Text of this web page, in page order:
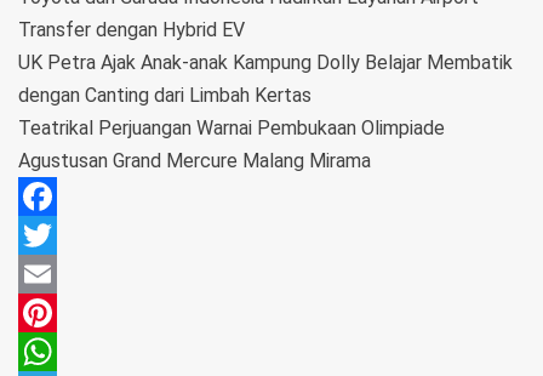
Transfer dengan Hybrid EV
UK Petra Ajak Anak-anak Kampung Dolly Belajar Membatik
dengan Canting dari Limbah Kertas
Teatrikal Perjuangan Warnai Pembukaan Olimpiade
Agustusan Grand Mercure Malang Mirama
Facebook
Twitter
Email
Pinterest